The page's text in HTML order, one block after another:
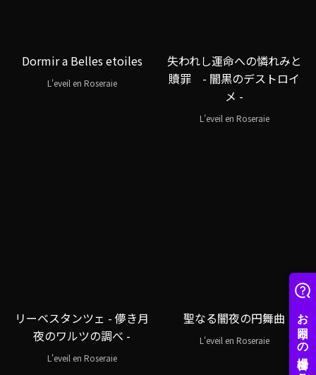
Dormir a Belles etoiles
L'eveil en Roseraie
失われし運命への憐れみと
贖罪 - 闇黒のデストロイ
メ -
L'eveil en Roseraie
リーベスタンツェ - 儚き月
夜のワルツの調べ -
L'eveil en Roseraie
聖なる闇夜の円舞曲
L'eveil en Roseraie